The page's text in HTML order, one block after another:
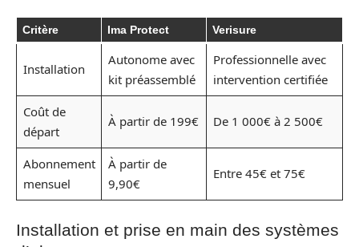
Critère Ima Protect Verisure
Installation
Autonome avec
kit préassemblé
Professionnelle avec
intervention certifiée
Coût de
départ
À partir de 199€ De 1 000€ à 2 500€
Abonnement
mensuel
À partir de
9,90€
Entre 45€ et 75€
Installation et prise en main des systèmes